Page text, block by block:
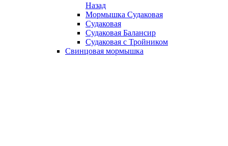
Назад
Мормышка Судаковая
Судаковая
Судаковая Балансир
Судаковая с Тройником
Свинцовая мормышка